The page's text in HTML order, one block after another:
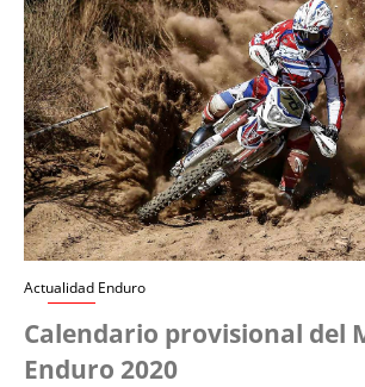
Actualidad Enduro
Calendario provisional del
Enduro 2020